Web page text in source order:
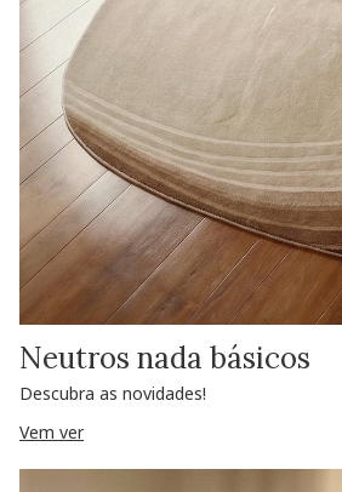
Neutros nada básicos
Descubra as novidades!
Vem ver